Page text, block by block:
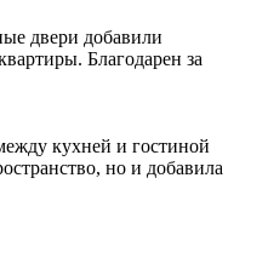
двери добавили
Благодарен за
кухней и гостиной
но и добавила